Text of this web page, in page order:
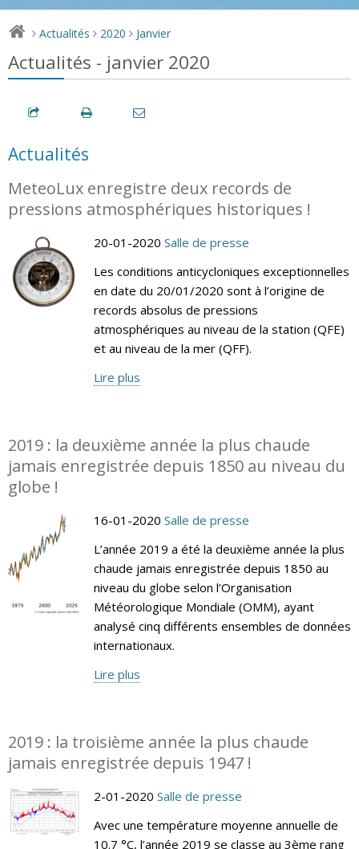
> Actualités > 2020 > Janvier
Actualités - janvier 2020
Actualités
MeteoLux enregistre deux records de
pressions atmosphériques historiques !
20-01-2020 Salle de presse
Les conditions anticycloniques exceptionnelles
en date du 20/01/2020 sont à l’origine de
records absolus de pressions
atmosphériques au niveau de la station (QFE)
et au niveau de la mer (QFF).
Lire plus
2019 : la deuxième année la plus chaude
jamais enregistrée depuis 1850 au niveau du
globe !
16-01-2020 Salle de presse
L’année 2019 a été la deuxième année la plus
chaude jamais enregistrée depuis 1850 au
niveau du globe selon l’Organisation
Météorologique Mondiale (OMM), ayant
analysé cinq différents ensembles de données
internationaux.
Lire plus
2019 : la troisième année la plus chaude
jamais enregistrée depuis 1947 !
2-01-2020 Salle de presse
Avec une température moyenne annuelle de
10.7 °C, l’année 2019 se classe au 3ème rang